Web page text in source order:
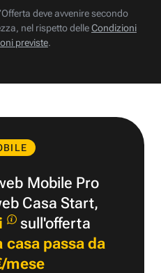
deve avvenire secondo
nel rispetto delleCondizioni
previste.
Mobile Pro
Casa Start,
sull'offerta
casa passa da
mese